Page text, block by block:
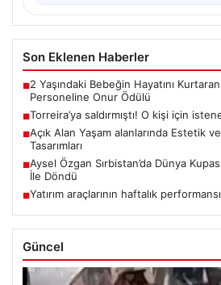
Son Eklenen Haberler
■2 Yaşındaki Bebeğin Hayatını
Personeline Onur Ödülü
■Torreira’ya saldırmıştı! O kişi için
■Açık Alan Yaşam alanlarında Estetik
Tasarımları
■Aysel Özgan Sırbistan’da Dünya
İle Döndü
■Yatırım araçlarının haftalık
Güncel